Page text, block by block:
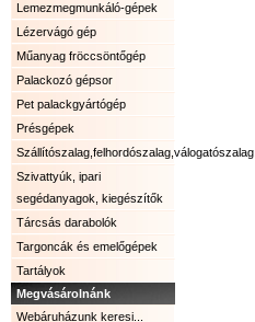
Lemezmegmunkáló-gépek
Lézervágó gép
Műanyag fröccsöntőgép
Palackozó gépsor
Pet palackgyártógép
Présgépek
Szállítószalag,felhordószalag,válogatószalag.
Szivattyúk, ipari
segédanyagok, kiegészítők
Tárcsás darabolók
Targoncák és emelőgépek
Tartályok
Megvásárolnánk
Webáruházunk keresi...